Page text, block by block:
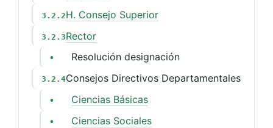
3.2.2H. Consejo Superior
3.2.3Rector
• Resolución designación
3.2.4Consejos Directivos Departamentales
• Ciencias Básicas
• Ciencias Sociales